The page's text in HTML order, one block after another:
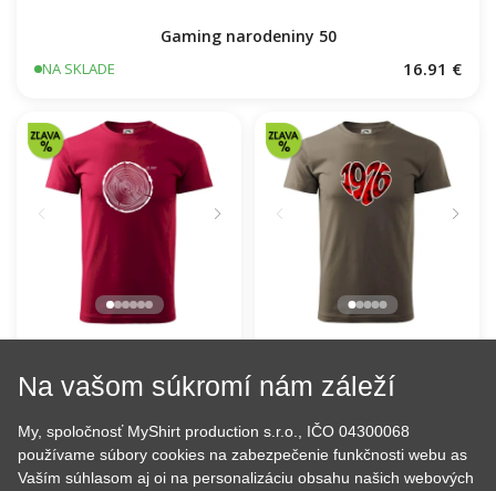
Gaming narodeniny 50
NA SKLADE 16.91 €
NA SKLADE 16.91 € NA SKLADE
Na vašom súkromí nám záleží
My, spoločnosť MyShirt production s.r.o., IČO 04300068
používame súbory cookies na zabezpečenie funkčnosti webu as
Vaším súhlasom aj oi na personalizáciu obsahu našich webových